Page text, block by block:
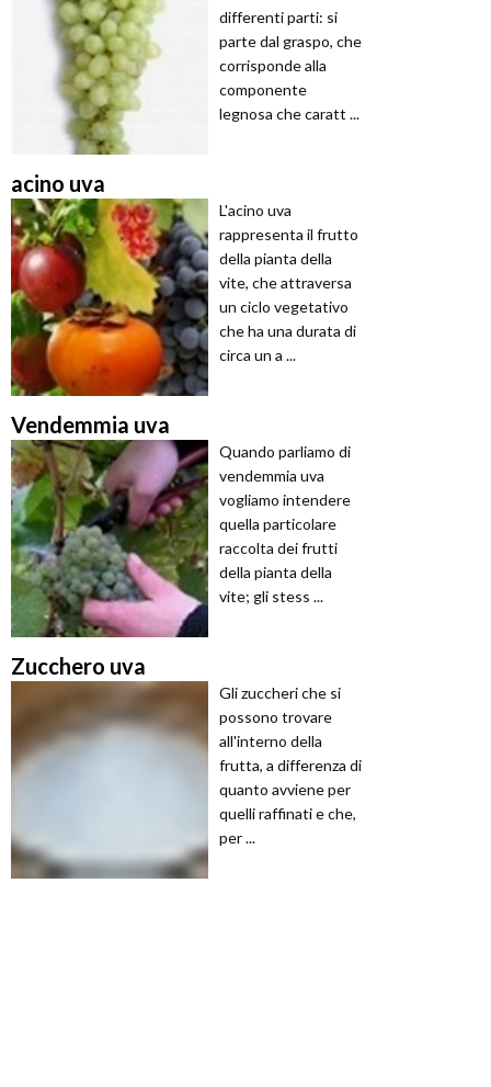
differenti parti: si
parte dal graspo, che
corrisponde alla
componente
legnosa che caratt ...
acino uva
L'acino uva
rappresenta il frutto
della pianta della
vite, che attraversa
un ciclo vegetativo
che ha una durata di
circa un a ...
Vendemmia uva
Quando parliamo di
vendemmia uva
vogliamo intendere
quella particolare
raccolta dei frutti
della pianta della
vite; gli stess ...
Zucchero uva
Gli zuccheri che si
possono trovare
all'interno della
frutta, a differenza di
quanto avviene per
quelli raffinati e che,
per ...